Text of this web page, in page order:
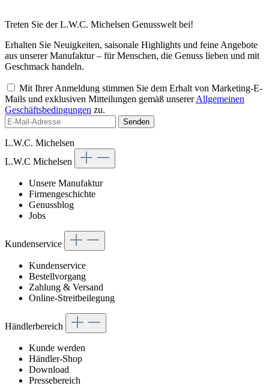
Treten Sie der L.W.C. Michelsen Genusswelt bei!
Erhalten Sie Neuigkeiten, saisonale Highlights und feine Angebote
aus unserer Manufaktur – für Menschen, die Genuss lieben und mit
Geschmack handeln.
Mit Ihrer Anmeldung stimmen Sie dem Erhalt von Marketing-E-
Mails und exklusiven Mitteilungen gemäß unsererAllgemeinen
Geschäftsbedingungen zu.
Senden
L.W.C. Michelsen
L.W.C Michelsen
Unsere Manufaktur
Firmengeschichte
Genussblog
Jobs
Kundenservice
Kundenservice
Bestellvorgang
Zahlung & Versand
Online-Streitbeilegung
Händlerbereich
Kunde werden
Händler-Shop
Download
Pressebereich